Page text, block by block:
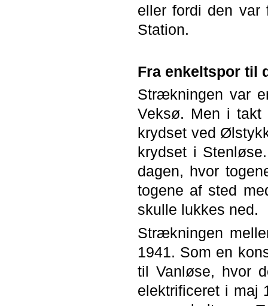
eller fordi den
Station.
Fra enkeltspor til
Strækningen var
Veksø. Men i
krydset ved
krydset i
dagen, hvor
togene af sted
skulle lukkes ned.
Strækningen
1941. Som en
til Vanløse, hvor
elektrificeret i maj